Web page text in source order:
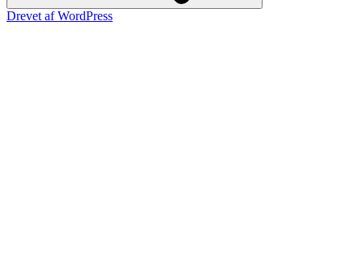
Drevet af WordPress